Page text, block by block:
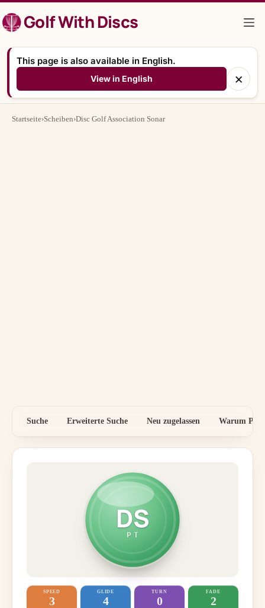
Inhalt
springenGolf With Discs
This page is also available in English.
View in English ×
Startseite›Scheiben›Disc Golf Association Sonar
Suche Erweiterte Suche Neu zugelassen Warum
DS
PT
SPEED
3
GLIDE
4
TURN
0
FADE
2